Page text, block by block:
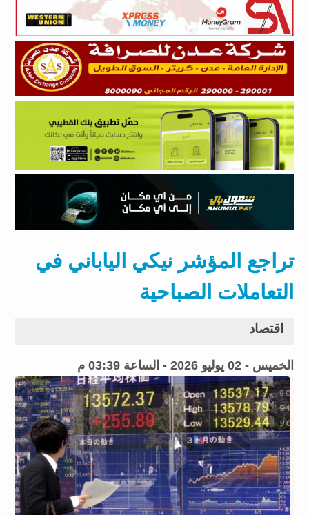
تراجع المؤشر نيكي الياباني في
التعاملات الصباحية
اقتصاد
الخميس - 02 يوليو 2026 - الساعة 03:39 م